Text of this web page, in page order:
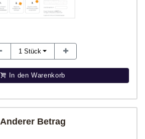
1 Stück
In den Warenkorb
Anderer Betrag